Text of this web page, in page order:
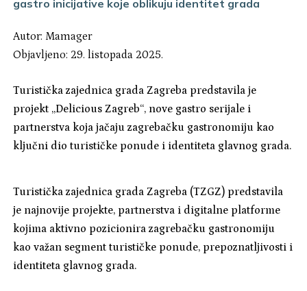
gastro inicijative koje oblikuju identitet grada
Autor: Mamager
Objavljeno: 29. listopada 2025.
Turistička zajednica grada Zagreba predstavila je
projekt „Delicious Zagreb“, nove gastro serijale i
partnerstva koja jačaju zagrebačku gastronomiju kao
ključni dio turističke ponude i identiteta glavnog grada.
Turistička zajednica grada Zagreba (TZGZ) predstavila
je najnovije projekte, partnerstva i digitalne platforme
kojima aktivno pozicionira zagrebačku gastronomiju
kao važan segment turističke ponude, prepoznatljivosti i
identiteta glavnog grada.